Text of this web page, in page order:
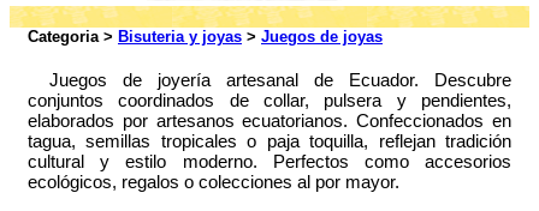
Categoria > Bisuteria y joyas > Juegos de joyas
Juegos de joyería artesanal de Ecuador. Descubre
conjuntos coordinados de collar, pulsera y pendientes,
elaborados por artesanos ecuatorianos. Confeccionados en
tagua, semillas tropicales o paja toquilla, reflejan tradición
cultural y estilo moderno. Perfectos como accesorios
ecológicos, regalos o colecciones al por mayor.